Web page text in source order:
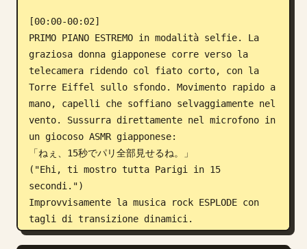
[00:00-00:02]
PRIMO PIANO ESTREMO in modalità selfie. La
graziosa donna giapponese corre verso la
telecamera ridendo col fiato corto, con la
Torre Eiffel sullo sfondo. Movimento rapido a
mano, capelli che soffiano selvaggiamente nel
vento. Sussurra direttamente nel microfono in
un giocoso ASMR giapponese:
「ねぇ、15秒でパリ全部見せるね。」
("Ehi, ti mostro tutta Parigi in 15
secondi.")
Improvvisamente la musica rock ESPLODE con
tagli di transizione dinamici.